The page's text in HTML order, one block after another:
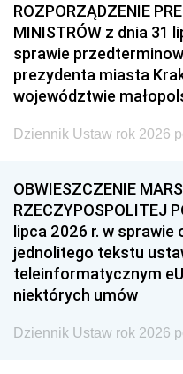
ROZPORZĄDZENIE
MINISTRÓW z dnia 31
sprawie
prezydenta miasta
województwie
Dziennik Ustaw rok 2026
OBWIESZCZENIE
RZECZYPOSPOLITEJ
lipca 2026 r. w sprawie
jednolitego tekstu
teleinformatycznym
niektórych umów
Dziennik Ustaw rok 2026